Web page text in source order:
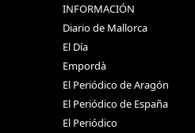
INFORMACIÓN
Diario de Mallorca
El Día
Empordà
El Periódico de Aragón
El Periódico de España
El Periódico